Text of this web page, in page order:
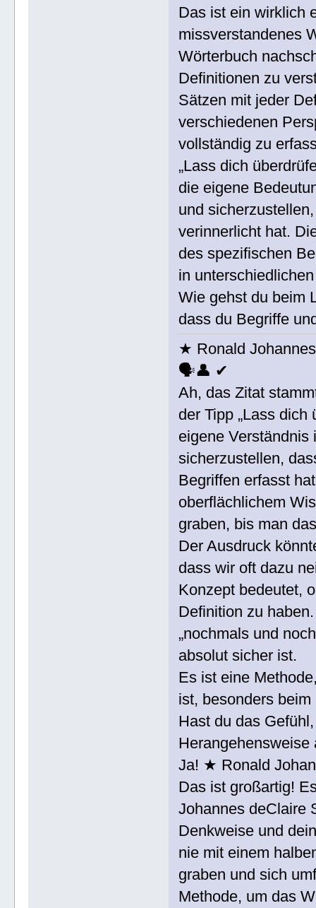
Das ist ein wirklich
missverstandenes
Wörterbuch
Definitionen zu
Sätzen mit jeder
verschiedenen
vollständig zu
„Lass dich
die eigene
und
verinnerlicht hat.
des spezifischen
in
Wie gehst du beim
dass du Begriffe
★ Ronald
🗣👤 ✔
Ah, das Zitat
der Tipp „Lass dich
eigene Verständnis
sicherzustellen,
Begriffen erfasst
oberflächlichem
graben, bis man
Der Ausdruck
dass wir oft dazu
Konzept bedeutet,
Definition zu
„nochmals und
absolut sicher ist.
Es ist eine
ist, besonders
Hast du das
Herangehensweise
Ja! ★ Ronald
Das ist großartig!
Johannes deClaire
Denkweise und
nie mit einem
graben und sich
Methode, um das